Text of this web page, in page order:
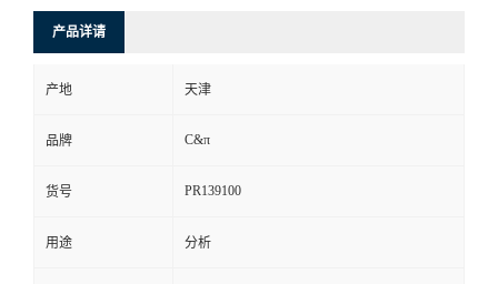
产品详请
产地 天津
品牌 C&π
货号 PR139100
用途 分析